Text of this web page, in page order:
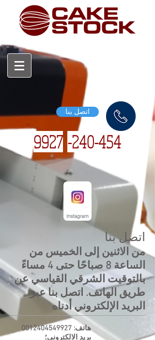
اتصل بنا
240-454-
9927
اتصل بنا
من الاثنين إلى الخميس من
الساعة 8 صباحًا حتى 4 مساءً
بالتوقيت الشرقي القياسي عن
طريق الهاتف. اتصل بنا عبر
البريد الإلكتروني أدناه
هاتف: 0012404549927
بريد الالكتروني؛